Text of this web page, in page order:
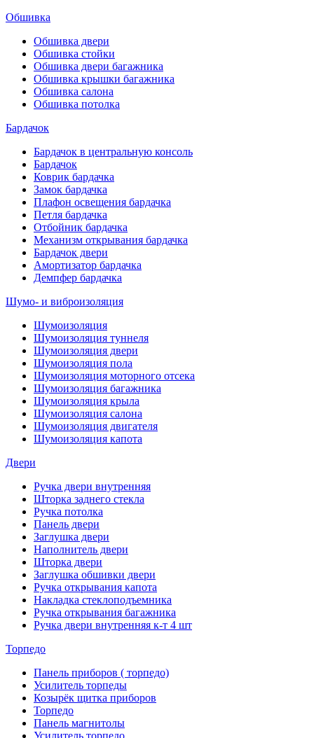
Обшивка
Обшивка двери
Обшивка стойки
Обшивка двери багажника
Обшивка крышки багажника
Обшивка салона
Обшивка потолка
Бардачок
Бардачок в центральную консоль
Бардачок
Коврик бардачка
Замок бардачка
Плафон освещения бардачка
Петля бардачка
Отбойник бардачка
Механизм открывания бардачка
Бардачок двери
Амортизатор бардачка
Демпфер бардачка
Шумо- и виброизоляция
Шумоизоляция
Шумоизоляция туннеля
Шумоизоляция двери
Шумоизоляция пола
Шумоизоляция моторного отсека
Шумоизоляция багажника
Шумоизоляция крыла
Шумоизоляция салона
Шумоизоляция двигателя
Шумоизоляция капота
Двери
Ручка двери внутренняя
Шторка заднего стекла
Ручка потолка
Панель двери
Заглушка двери
Наполнитель двери
Шторка двери
Заглушка обшивки двери
Ручка открывания капота
Накладка стеклоподъемника
Ручка открывания багажника
Ручка двери внутренняя к-т 4 шт
Торпедо
Панель приборов ( торпедо)
Усилитель торпеды
Козырёк щитка приборов
Торпедо
Панель магнитолы
Усилитель торпедо